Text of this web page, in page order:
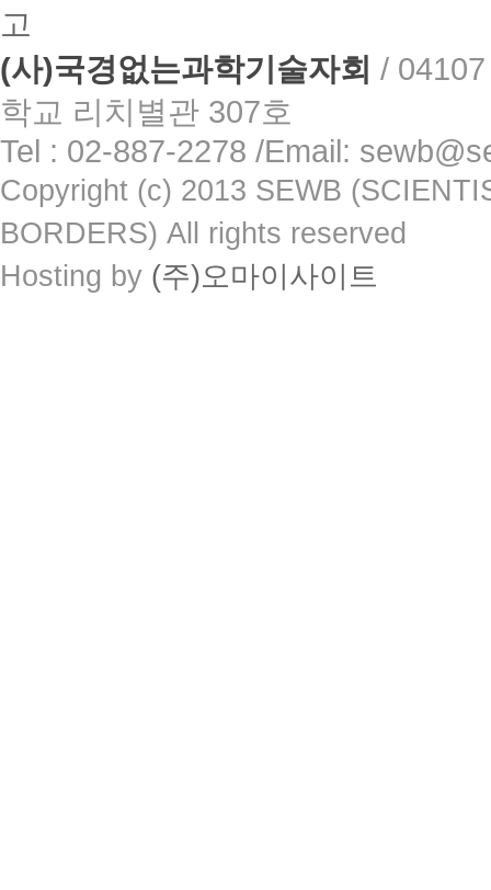
(사)국경없는과학기술자회 /
학교 리치별관 307호
Tel : 02-887-2278 /Email:
Copyright (c) 2013 SEWB
BORDERS) All rights reserved
Hosting by (주)오마이사이트